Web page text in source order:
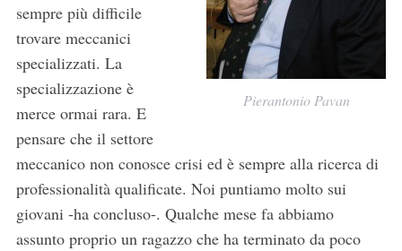
Pierantonio Pavan
sempre più difficile
trovare meccanici
specializzati. La
specializzazione è
merce ormai rara. E
pensare che il settore
meccanico non conosce crisi ed è sempre alla ricerca di
professionalità qualificate. Noi puntiamo molto sui
giovani -ha concluso-. Qualche mese fa abbiamo
assunto proprio un ragazzo che ha terminato da poco
e
a
r
c
f
o
r
: